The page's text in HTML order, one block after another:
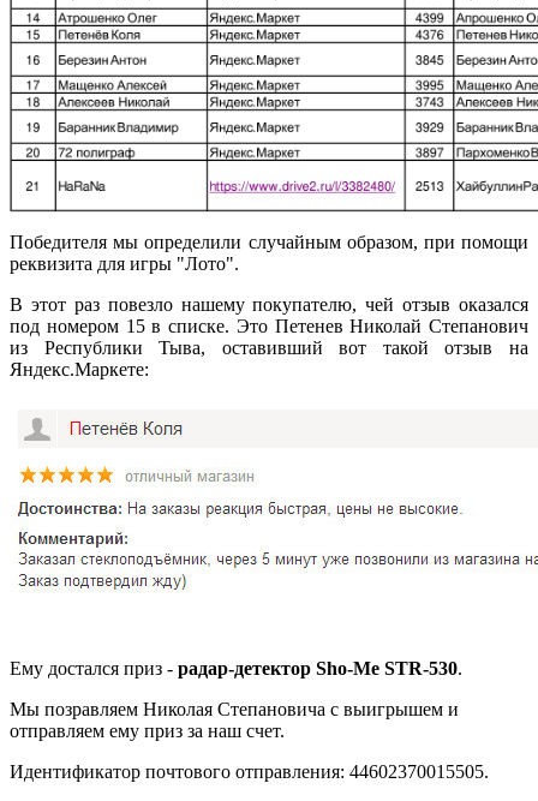
Победителя мы определили случайным образом, при помощи
реквизита для игры "Лото".
В этот раз повезло нашему покупателю, чей отзыв оказался
под номером 15 в списке. Это Петенев Николай Степанович
из Республики Тыва, оставивший вот такой отзыв на
Яндекс.Маркете:
Ему достался приз - радар-детектор Sho-Me STR-530.
Мы позравляем Николая Степановича с выигрышем и
отправляем ему приз за наш счет.
Идентификатор почтового отправления: 44602370015505.